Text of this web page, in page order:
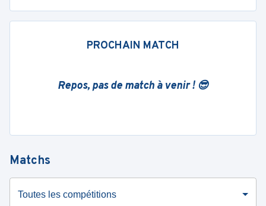
PROCHAIN MATCH
Repos, pas de match à venir ! 😎
Matchs
Toutes les compétitions